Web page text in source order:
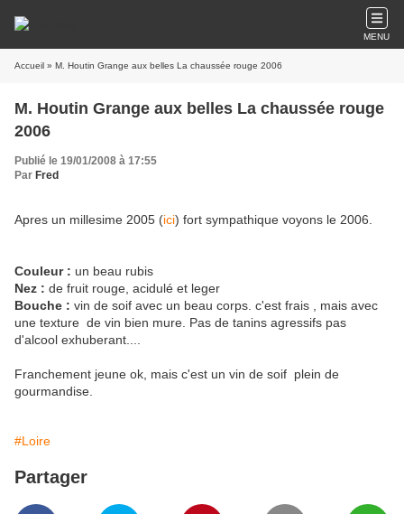
MENU
Accueil » M. Houtin Grange aux belles La chaussée rouge 2006
M. Houtin Grange aux belles La chaussée rouge
2006
Publié le 19/01/2008 à 17:55
Par Fred
Apres un millesime 2005 (ici) fort sympathique voyons le 2006.
Couleur : un beau rubis
Nez : de fruit rouge, acidulé et leger
Bouche : vin de soif avec un beau corps. c'est frais , mais avec
une texture de vin bien mure. Pas de tanins agressifs pas
d'alcool exhuberant....
Franchement jeune ok, mais c'est un vin de soif plein de
gourmandise.
#Loire
Partager